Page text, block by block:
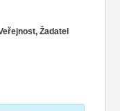
Žadatel